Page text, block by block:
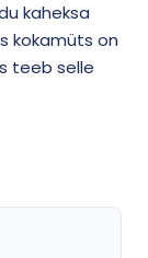
kaheksa
kokamüts on
teeb selle